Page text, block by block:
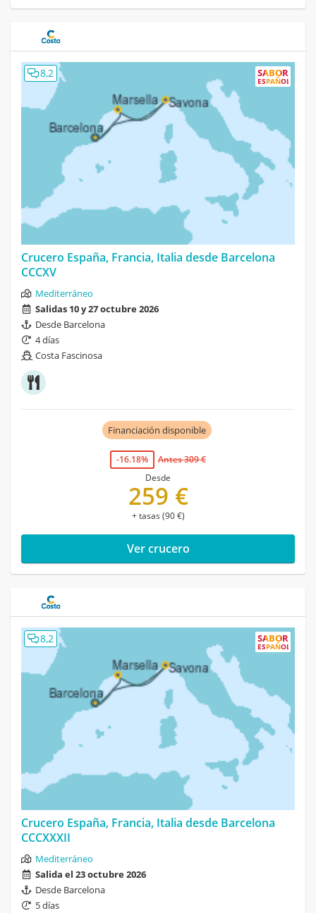
SABOR
ESPAÑOL
8,2
Crucero España, Francia, Italia desde Barcelona
CCCXV
Mediterráneo
Salidas 10 y 27 octubre 2026
Desde Barcelona
4 días
Costa Fascinosa
Financiación disponible
-16.18%
Antes 309 €
Desde
259 €
+ tasas (90 €)
Ver crucero
SABOR
ESPAÑOL
8,2
Crucero España, Francia, Italia desde Barcelona
CCCXXXII
Mediterráneo
Salida el 23 octubre 2026
Desde Barcelona
5 días